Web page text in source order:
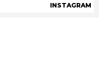
INSTAGRAM